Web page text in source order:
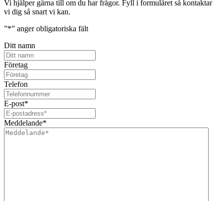
Vi hjälper gärna till om du har frågor. Fyll i formuläret så kontaktar
vi dig så snart vi kan.
”*” anger obligatoriska fält
Ditt namn
Företag
Telefon
E-post*
Meddelande*